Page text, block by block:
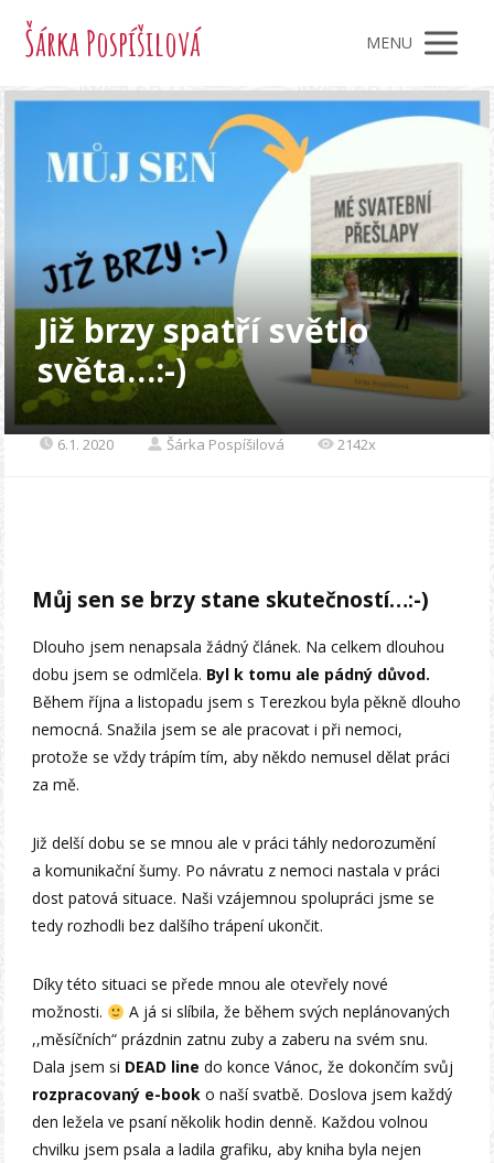
Šárka Pospíšilová MENU
Již brzy spatří světlo
světa…:-)
6.1. 2020 Šárka Pospíšilová 2142x
Můj sen se brzy stane skutečností…:-)
Dlouho jsem nenapsala žádný článek. Na celkem dlouhou
dobu jsem se odmlčela. Byl k tomu ale pádný důvod.
Během října a listopadu jsem s Terezkou byla pěkně dlouho
nemocná. Snažila jsem se ale pracovat i při nemoci,
protože se vždy trápím tím, aby někdo nemusel dělat práci
za mě.
Již delší dobu se se mnou ale v práci táhly nedorozumění
a komunikační šumy. Po návratu z nemoci nastala v práci
dost patová situace. Naši vzájemnou spolupráci jsme se
tedy rozhodli bez dalšího trápení ukončit.
Díky této situaci se přede mnou ale otevřely nové
možnosti.
A já si slíbila, že během svých neplánovaných
,,měsíčních“ prázdnin zatnu zuby a zaberu na svém snu.
Dala jsem si DEAD line do konce Vánoc, že dokončím svůj
rozpracovaný e-book o naší svatbě. Doslova jsem každý
den ležela ve psaní několik hodin denně. Každou volnou
chvilku jsem psala a ladila grafiku, aby kniha byla nejen